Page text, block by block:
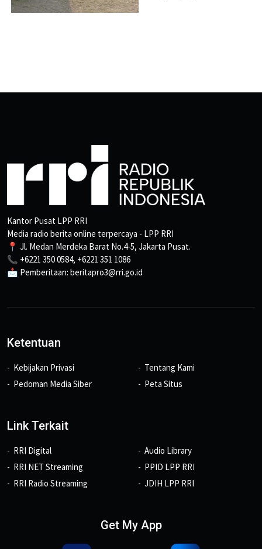
Kantor Pusat LPP RRI
Media radio berita online terpercaya - LPP RRI
📍 Jl. Medan Merdeka Barat No.4-5, Jakarta Pusat.
📞 +6221 350 0584, +6221 351 1086
📩 Pemberitaan: beritapro3@rri.go.id
Ketentuan
Kebijakan Privasi
Pedoman Media Siber
Tentang Kami
Peta Situs
Link Terkait
RRI Digital
RRI NET Streaming
RRI Radio Streaming
Audio Library
PPID LPP RRI
JDIH LPP RRI
Get My App